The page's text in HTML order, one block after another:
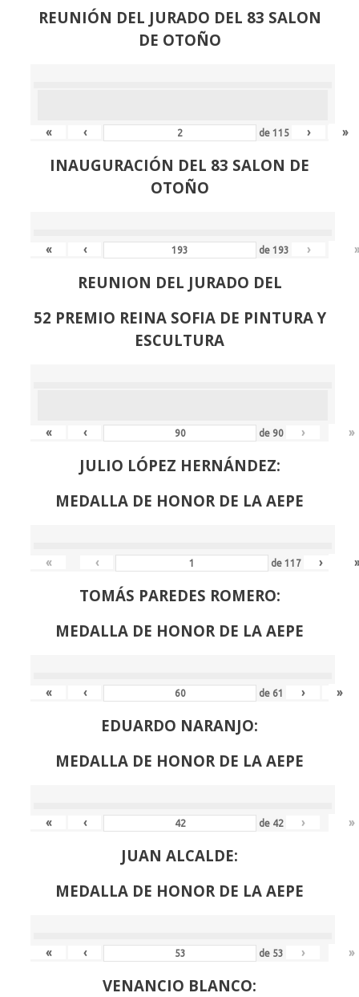
REUNIÓN DEL JURADO DEL 83 SALON
DE OTOÑO
« ‹ de115 › »
INAUGURACIÓN DEL 83 SALON DE
OTOÑO
« ‹ de193 ›
REUNION DEL JURADO DEL
52 PREMIO REINA SOFIA DE PINTURA Y
ESCULTURA
« ‹ de 90 › »
JULIO LÓPEZ HERNÁNDEZ:
MEDALLA DE HONOR DE LA AEPE
« ‹ de117 ›
TOMÁS PAREDES ROMERO:
MEDALLA DE HONOR DE LA AEPE
« ‹ de 61 › »
EDUARDO NARANJO:
MEDALLA DE HONOR DE LA AEPE
« ‹ de 42 › »
JUAN ALCALDE:
MEDALLA DE HONOR DE LA AEPE
« ‹ de 53 › »
VENANCIO BLANCO: